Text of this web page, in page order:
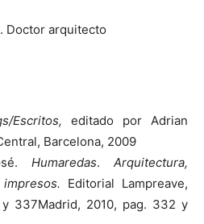
Doctor arquitecto
Escritos, editado por Adrian
Barcelona, 2009
Humaredas. Arquitectura,
Editorial Lampreave,
337Madrid, 2010, pag. 332 y